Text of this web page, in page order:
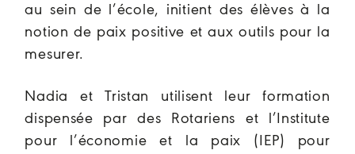
au sein de l’école, initient des élèves à la
notion de paix positive et aux outils pour la
mesurer.
Nadia et Tristan utilisent leur formation
dispensée par des Rotariens et l’Institute
pour l’économie et la paix (IEP) pour